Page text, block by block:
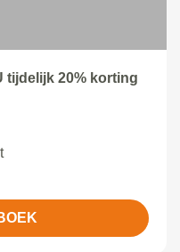
tijdelijk 20% korting